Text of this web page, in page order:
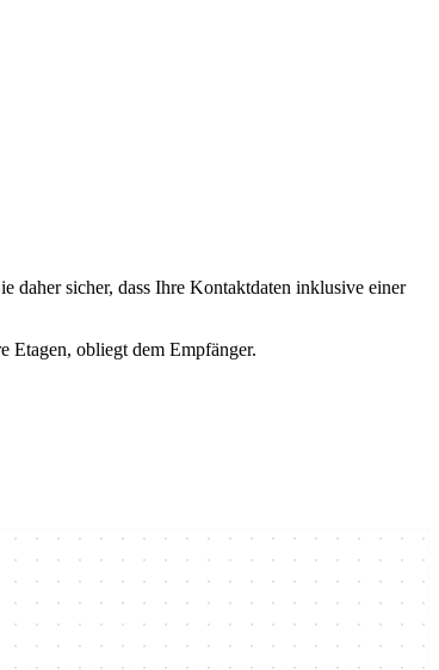
daher sicher, dass Ihre Kontaktdaten inklusive einer
Etagen, obliegt dem Empfänger.